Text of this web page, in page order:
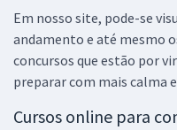
Em nosso site, pode-se
andamento e até mesmo
concursos que estão por
preparar com mais calma
Cursos online para